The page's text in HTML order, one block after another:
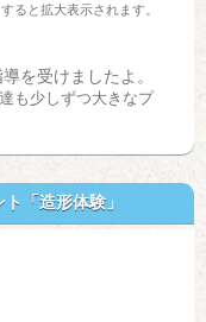
ると拡大表示されます。
を受けましたよ。
も少しずつ大きなプ
「造形体験」